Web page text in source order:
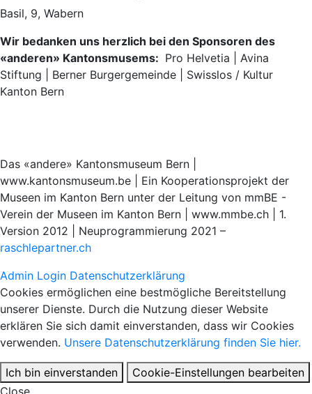
Basil, 9, Wabern
Wir bedanken uns herzlich bei den Sponsoren des
«anderen» Kantonsmusems: Pro Helvetia | Avina
Stiftung | Berner Burgergemeinde | Swisslos / Kultur
Kanton Bern
Das «andere» Kantonsmuseum Bern |
www.kantonsmuseum.be | Ein Kooperationsprojekt der
Museen im Kanton Bern unter der Leitung von mmBE -
Verein der Museen im Kanton Bern | www.mmbe.ch | 1.
Version 2012 | Neuprogrammierung 2021 –
raschlepartner.ch
Admin Login Datenschutzerklärung
Cookies ermöglichen eine bestmögliche Bereitstellung
unserer Dienste. Durch die Nutzung dieser Website
erklären Sie sich damit einverstanden, dass wir Cookies
verwenden. Unsere Datenschutzerklärung finden Sie hier.
Ich bin einverstanden
Cookie-Einstellungen bearbeiten
Close